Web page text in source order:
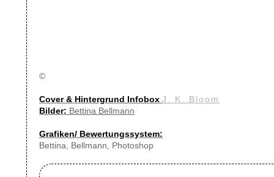
©
Cover & Hintergrund Infobox J. K. Bloom
Bilder: Bettina Bellmann
Grafiken/ Bewertungssystem:
Bettina, Bellmann, Photoshop